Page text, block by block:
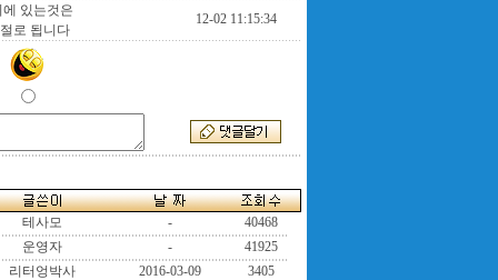
있는것은
로 됩니다
12-02 11:15:34
테사모 -
40468
운영자
-
41925
리터엉박사
2016-03-09
3405